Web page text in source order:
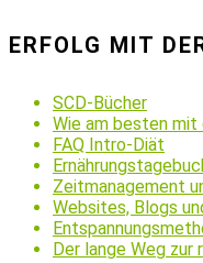
ERFOLG MIT
SCD-Bücher
Wie am besten mit
FAQ Intro-Diät
Zeitmanagement
Websites, Blogs
Der lange Weg zur